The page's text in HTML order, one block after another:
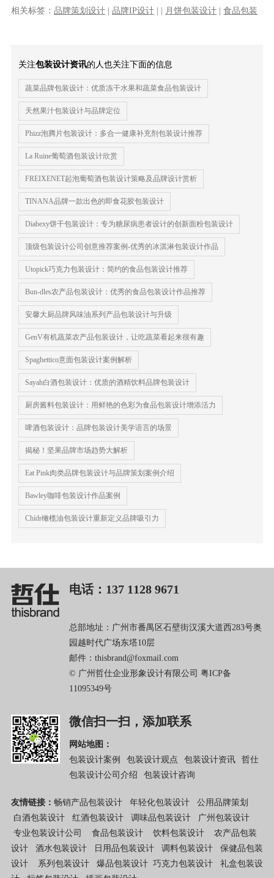
意食品创新公司：创意即是正义，......
相关标签：品牌策划设计 |品牌IP设计 | | 月饼包装设计 |食品包装
关注包装设计资讯的人也关注下面的信息
蔬菜品牌包装设计：优质冻干水果和蔬菜食品包装设计
天然果汁包装设计与品牌定位
Phizz泡腾片包装设计：多合一健康补充剂包装设计推荐
La Ruine葡萄酒包装设计欣赏
FREIXENET起泡葡萄酒包装设计策略及品牌设计赏析
TINANA品牌一款出色的即食花胶包装设计
Diabexy饼干包装设计：专为糖尿病患者设计的创新面粉包装设计
顶级包装设计公司创意推荐案例-优秀的冰淇淋包装设计作品
Utopick巧克力包装设计：简约的食品包装设计推荐
Bun-dles农产品包装设计：优秀的食品包装设计作品推荐
安馨大厨品牌风味油系列产品包装设计与升级
GenV有机蔬菜农产品包装设计，让吃蔬菜看起来很有趣
Spaghettico意面包装设计案例解析
Sayah白酒包装设计：优质的酒精饮料品牌包装设计
厨房酱料包装设计：用鲜艳的色彩为食品包装设计增添活力
啤酒包装设计：品牌包装设计美学语言的场景
揭秘！坚果品牌市场趋势大解析
Eat Pink肉类品牌包装设计与品牌策划案例介绍
Bawley咖啡包装设计作品案例
Chídr橄榄油包装设计重新定义品牌吸引力
电话：137 1128 9671
总部地址：广州市番禺区石壁街汉溪大道西283号奥
园越时代广场东塔10层
邮件：thisbrand@foxmail.com
© 广州哲仕企业形象设计有限公司 粤ICP备
11095349号
微信扫一扫，添加联系
网站地图：
包装设计案例
包装设计观点 包装设计资讯
哲仕
包装设计公司介绍
包装设计咨询
友情链接： 畅销产品包装设计 年轻化包装设计
公用品牌策划
白酒包装设计
红酒包装设计 调味品包装设计
广州包装设计
专业包装设计公司
食品包装设计 饮料包装设计
农产品包装
设计
酒水包装设计 日用品包装设计 调料包装设计
保健品包装
设计
系列包装设计 爆品包装设计 巧克力包装设计
礼盒包装设